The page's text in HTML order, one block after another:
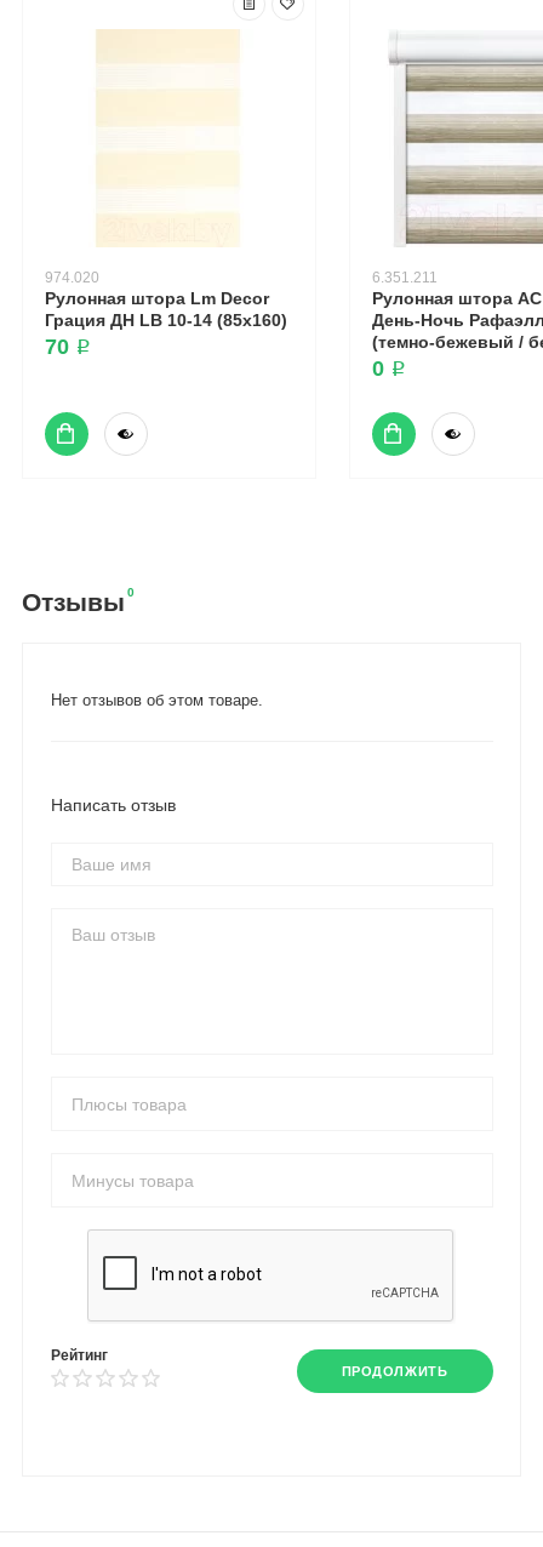
974.020
Рулонная штора Lm Decor
Грация ДН LB 10-14 (85x160)
70 ₽
6.351.211
Рулонная штора
День-Ночь
(темно-бежевый /
0 ₽
Отзывы 0
Нет отзывов об этом товаре.
Написать отзыв
Рейтинг
ПРОДОЛЖИТЬ